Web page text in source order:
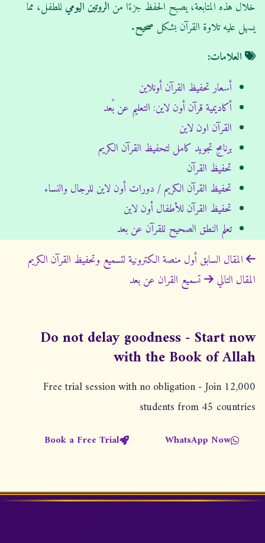
خلال هذه المتابعة، يصبح الحفظ جزءًا من الروتين اليومي للطفل، مما
يسهل عليه تلاوة القرآن بشكل صحيح.
العلامات:
أسعار تحفيظ القرآن أونلاين
أكاديمية قرآن أون لاين: التعليم عن بُعد
القرآن اون لاين
برنامج تجويد كامل لتحفيظ القرآن الكريم
تحفيظ القرآن
تحفيظ القرآن الكريم / دورات أون لاين للرجال والنساء
تحفيظ القرآن للأطفال أون لاين
تعلم النطق الصحيح للقرآن عن بعد
ت
ص
ا
ل
م
ق
ا
المقال السابقأول منصة الكترونية لتسميع وتحفيظ القرآن الكريم
المقال التالي
تسميع القران عن بعد
Do not delay goodness - Start now
with the Book of Allah
Free trial session with no obligation - Join 12,000
students from 45 countries
WhatsApp Now
Book a Free Trial